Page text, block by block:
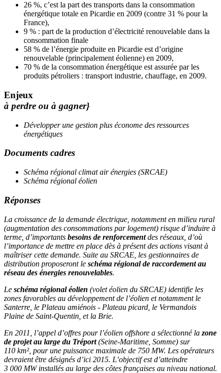
26 %, c’est la part des transports dans la consommation
énergétique totale en Picardie en 2009 (contre 31 % pour la
France),
9 % : part de la production d’électricité renouvelable dans la
consommation finale
58 % de l’énergie produite en Picardie est d’origine
renouvelable (principalement éolienne) en 2009,
70 % de la consommation énergétique est assurée par les
produits pétroliers : transport industrie, chauffage, en 2009.
Enjeux
à perdre ou à gagner}
Développer une gestion plus économe des ressources
énergétiques
Documents cadres
Schéma régional climat air énergies (SRCAE)
Schéma régional éolien
Réponses
La croissance de la demande électrique, notamment en milieu rural
(augmentation des consommations par logement) risque d’induire à
terme, d’importants besoins de renforcementdes réseaux, d’où
l’importance de mettre en place dès à présent des actions visant à
maîtriser cette demande. Suite au SRCAE, les gestionnaires de
distribution proposeront le schéma régional de raccordement au
réseau des énergies renouvelables.
Le schéma régional éolien (volet éolien du SRCAE) identifie les
zones favorables au développement de l’éolien et notamment le
Santerre, le Plateau amiénois - Plateau picard, le Vermandois
Plaine de Saint-Quentin, et la Brie.
En 2011, l’appel d’offres pour l’éolien offshore a sélectionné la zone
de projet au large du Tréport(Seine-Maritime, Somme) sur
110 km², pour une puissance maximale de 750 MW. Les opérateurs
devraient être désignés d’ici 2015. L’objectif est d’atteindre
3 000 MW installés au large des côtes françaises au niveau national.